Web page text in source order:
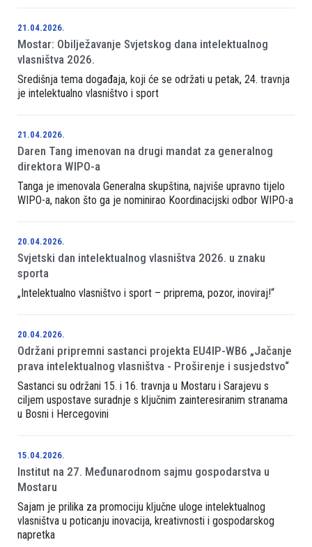
21.04.2026.
Mostar: Obilježavanje Svjetskog dana intelektualnog
vlasništva 2026.
Središnja tema događaja, koji će se održati u petak, 24. travnja
je intelektualno vlasništvo i sport
21.04.2026.
Daren Tang imenovan na drugi mandat za generalnog
direktora WIPO-a
Tanga je imenovala Generalna skupština, najviše upravno tijelo
WIPO-a, nakon što ga je nominirao Koordinacijski odbor WIPO-a
20.04.2026.
Svjetski dan intelektualnog vlasništva 2026. u znaku
sporta
„Intelektualno vlasništvo i sport – priprema, pozor, inoviraj!“
20.04.2026.
Održani pripremni sastanci projekta EU4IP-WB6 „Jačanje
prava intelektualnog vlasništva - Proširenje i susjedstvo“
Sastanci su održani 15. i 16. travnja u Mostaru i Sarajevu s
ciljem uspostave suradnje s ključnim zainteresiranim stranama
u Bosni i Hercegovini
15.04.2026.
Institut na 27. Međunarodnom sajmu gospodarstva u
Mostaru
Sajam je prilika za promociju ključne uloge intelektualnog
vlasništva u poticanju inovacija, kreativnosti i gospodarskog
napretka